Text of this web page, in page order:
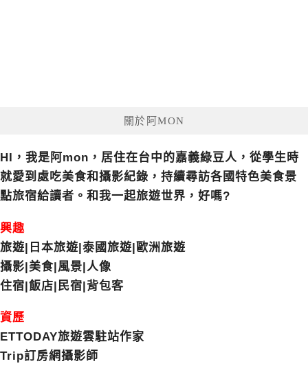
關於阿MON
HI，我是阿mon，居住在台中的嘉義綠豆人，從學生時
就愛到處吃美食和攝影紀錄，持續尋訪各國特色美食景
點旅宿給讀者。和我一起旅遊世界，好嗎?
興趣
旅遊|日本旅遊|泰國旅遊|歐洲旅遊
攝影|美食|風景|人像
住宿|飯店|民宿|背包客
資歷
ETTODAY旅遊雲駐站作家
Trip訂房網攝影師